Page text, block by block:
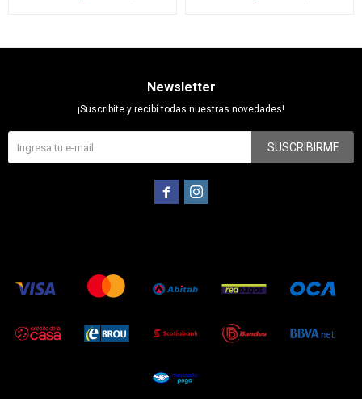
Newsletter
¡Suscribite y recibí todas nuestras novedades!
SUSCRIBIRME
 